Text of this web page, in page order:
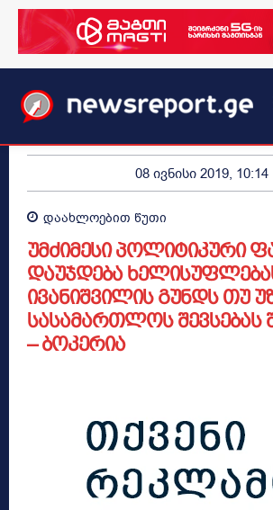
08 ივნისი 2019, 10:14
დაახლოებით წუთი
უმძიმესი პოლიტიკური
დაუჯდება
ივანიშვილის გუნდს თუ
სასამართლოს შევსებას
– ბოკერია